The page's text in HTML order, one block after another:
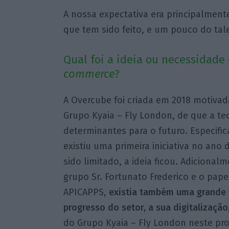
A nossa expectativa era
que tem sido feito, e um pouco do
Qual foi a ideia ou
commerce?
A Overcube foi criada em 2018
Grupo Kyaia – Fly London, de que a
determinantes para o futuro.
existiu uma primeira iniciativa no ano
sido limitado, a ideia ficou.
grupo Sr. Fortunato Frederico e o
APICAPPS, existia também uma
progresso do setor, a sua
do Grupo Kyaia – Fly London neste